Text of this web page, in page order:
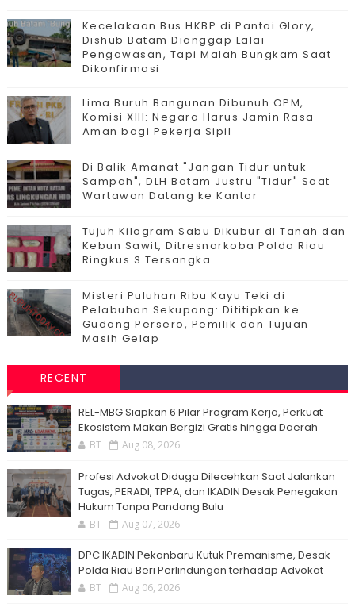
Kecelakaan Bus HKBP di Pantai Glory,
Dishub Batam Dianggap Lalai
Pengawasan, Tapi Malah Bungkam Saat
Dikonfirmasi
Lima Buruh Bangunan Dibunuh OPM,
Komisi XIII: Negara Harus Jamin Rasa
Aman bagi Pekerja Sipil
Di Balik Amanat "Jangan Tidur untuk
Sampah", DLH Batam Justru "Tidur" Saat
Wartawan Datang ke Kantor
Tujuh Kilogram Sabu Dikubur di Tanah dan
Kebun Sawit, Ditresnarkoba Polda Riau
Ringkus 3 Tersangka
Misteri Puluhan Ribu Kayu Teki di
Pelabuhan Sekupang: Dititipkan ke
Gudang Persero, Pemilik dan Tujuan
Masih Gelap
RECENT
‎REL-MBG Siapkan 6 Pilar Program Kerja, Perkuat
Ekosistem Makan Bergizi Gratis hingga Daerah
BT Aug 08, 2026
Profesi Advokat Diduga Dilecehkan Saat Jalankan
Tugas, PERADI, TPPA, dan IKADIN Desak Penegakan
Hukum Tanpa Pandang Bulu
BT Aug 07, 2026
DPC IKADIN Pekanbaru Kutuk Premanisme, Desak
Polda Riau Beri Perlindungan terhadap Advokat
BT Aug 06, 2026